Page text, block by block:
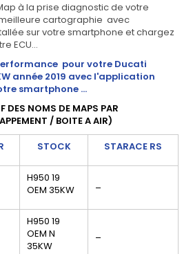
à la prise diagnostic de votre
cartographie avec
sur votre smartphone et chargez
ECU...
pour votre Ducati
année 2019 avec l'application
smartphone ...
DES NOMS DE MAPS PAR
/ BOITE A AIR)
STOCK STARACE RS
H950 19
OEM 35KW
H950 19
OEM N
35KW